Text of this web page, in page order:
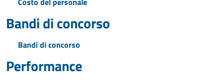
Bandi di concorso
Bandi di concorso
Performance